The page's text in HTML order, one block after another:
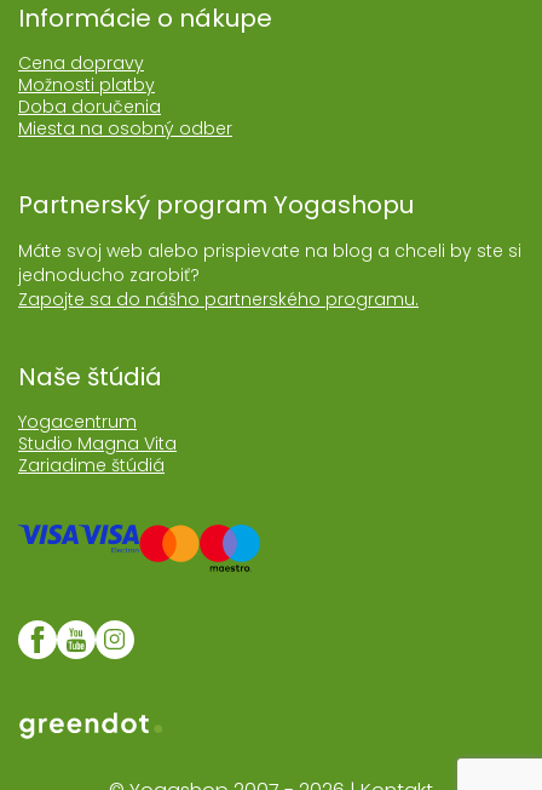
Informácie o nákupe
Cena dopravy
Možnosti platby
Doba doručenia
Miesta na osobný odber
Partnerský program Yogashopu
Máte svoj web alebo prispievate na blog a chceli by ste si
jednoducho zarobiť?
Zapojte sa do nášho partnerského programu.
Naše štúdiá
Yogacentrum
Studio Magna Vita
Zariadime štúdiá
Web realizoval Greendot